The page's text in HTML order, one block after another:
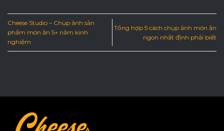
Cheese Studio – Chụp ảnh sản
phẩm món ăn 5+ năm kinh
nghiệm
Tổng hợp 5 cách chụp ảnh món ăn
ngon nhất định phải biết